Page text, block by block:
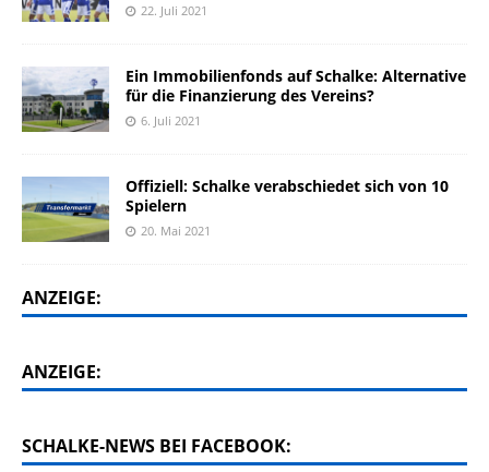
22. Juli 2021
Ein Immobilienfonds auf Schalke: Alternative
für die Finanzierung des Vereins?
6. Juli 2021
Offiziell: Schalke verabschiedet sich von 10
Spielern
20. Mai 2021
ANZEIGE:
ANZEIGE:
SCHALKE-NEWS BEI FACEBOOK: